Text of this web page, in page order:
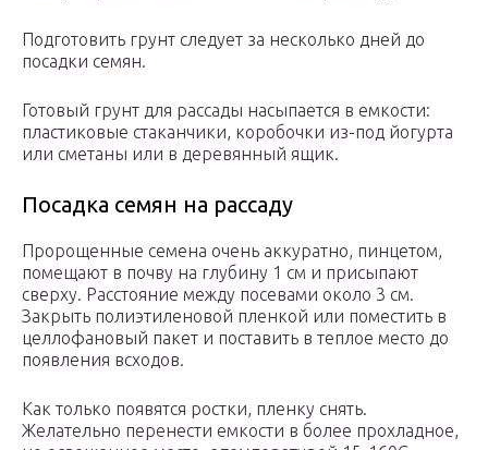
Подготовить грунт следует за несколько дней до
посадки семян.
Готовый грунт для рассады насыпается в емкости:
пластиковые стаканчики, коробочки из-под йогурта
или сметаны или в деревянный ящик.
Посадка семян на рассаду
Пророщенные семена очень аккуратно, пинцетом,
помещают в почву на глубину 1 см и присыпают
сверху. Расстояние между посевами около 3 см.
Закрыть полиэтиленовой пленкой или поместить в
целлофановый пакет и поставить в теплое место до
появления всходов.
Как только появятся ростки, пленку снять.
Желательно перенести емкости в более прохладное,